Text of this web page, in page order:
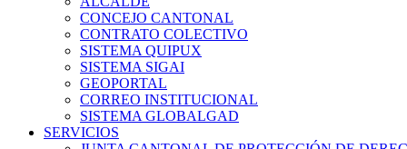
CONCEJO CANTONAL
CONTRATO COLECTIVO
SISTEMA QUIPUX
SISTEMA SIGAI
GEOPORTAL
CORREO INSTITUCIONAL
SISTEMA GLOBALGAD
SERVICIOS